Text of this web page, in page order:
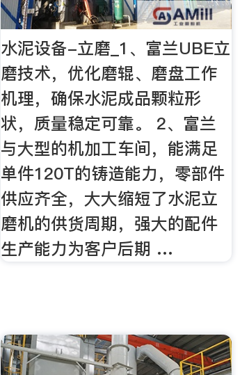
水泥设备-立磨_1、富兰UBE立
磨技术，优化磨辊、磨盘工作
机理，确保水泥成品颗粒形
状，质量稳定可靠。 2、富兰
与大型的机加工车间，能满足
单件120T的铸造能力，零部件
供应齐全，大大缩短了水泥立
磨机的供货周期，强大的配件
生产能力为客户后期 …